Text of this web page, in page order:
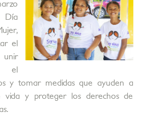
Día
el
unir
el
y tomar medidas que ayuden a
vida y proteger los derechos de